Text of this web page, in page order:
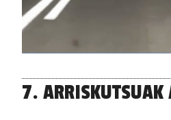
7. ARRISKUTSUAK